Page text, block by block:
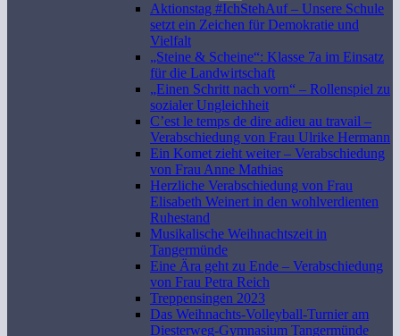
Aktionstag #IchStehAuf – Unsere Schule
setzt ein Zeichen für Demokratie und
Vielfalt
„Steine & Scheine“: Klasse 7a im Einsatz
für die Landwirtschaft
„Einen Schritt nach vorn“ – Rollenspiel zu
sozialer Ungleichheit
C’est le temps de dire adieu au travail –
Verabschiedung von Frau Ulrike Hermann
Ein Komet zieht weiter – Verabschiedung
von Frau Anne Mathias
Herzliche Verabschiedung von Frau
Elisabeth Weinert in den wohlverdienten
Ruhestand
Musikalische Weihnachtszeit in
Tangermünde
Eine Ära geht zu Ende – Verabschiedung
von Frau Petra Reich
Treppensingen 2023
Das Weihnachts-Volleyball-Turnier am
Diesterweg-Gymnasium Tangermünde